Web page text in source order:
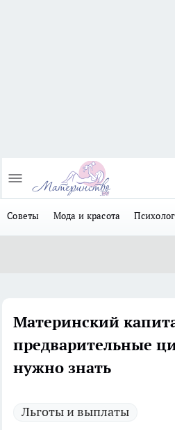
Советы Мода и красота
Материнский
предварительные
нужно знать
Льготы и выплаты